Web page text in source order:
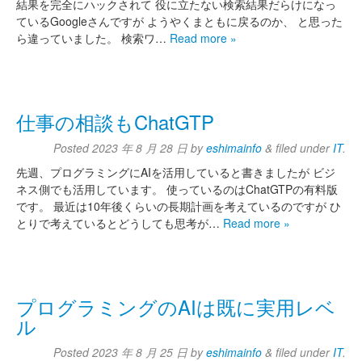
結果を完全にハックされて 役に立たない検索結果だらけになっ
ているGoogleさんですが ようやくまともに戻るのか、 と思った
ら違っていました。 検索ワ… Read more »
仕事の相談もChatGTP
Posted2023 年 8 月 28 日 byeshimainfo & filed under IT.
先週、プログラミングにAIを活用していると書きましたが ビジ
ネス側でも活用しています。 使っているのはChatGTPの有料版
です。 最近は10年後くらいの長期計画を考えているのですが ひ
とりで考えているとどうしても思考が… Read more »
プログラミングのAIは既に実用レベ
ル
Posted2023 年 8 月 25 日 byeshimainfo & filed under IT.